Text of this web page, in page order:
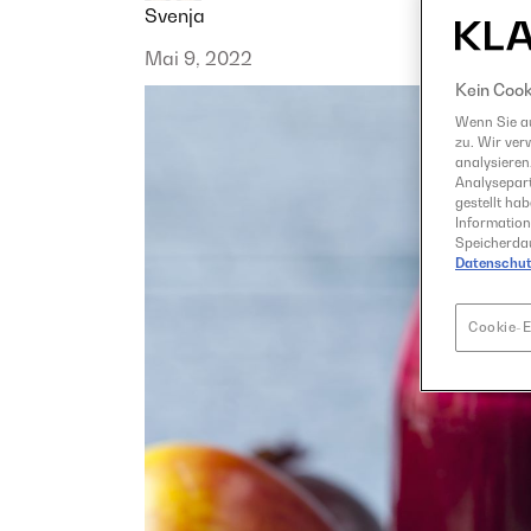
Svenja
Mai 9, 2022
Kein
Wenn Sie
zu. Wir
gestellt
Cookie-